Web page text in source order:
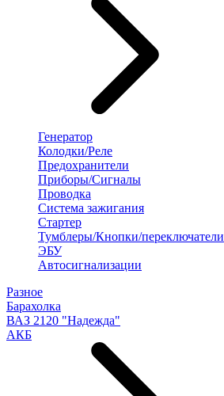
Генератор
Колодки/Реле
Предохранители
Приборы/Сигналы
Проводка
Система зажигания
Стартер
Тумблеры/Кнопки/переключатели
ЭБУ
Автосигнализации
Разное
Барахолка
ВАЗ 2120 "Надежда"
АКБ